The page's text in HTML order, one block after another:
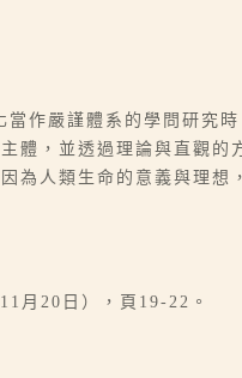
作嚴謹體系的學問研究時
體，並透過理論與直觀的
為人類生命的意義與理想
月20日），頁19-22。